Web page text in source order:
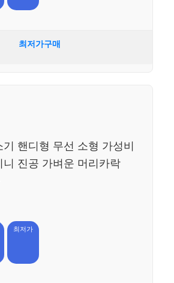
최저가구매
핸디형 무선 소형 가성비
니 진공 가벼운 머리카락
최저가